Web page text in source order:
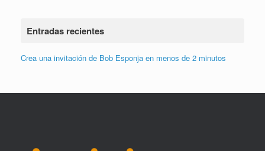
Entradas recientes
Crea una invitación de Bob Esponja en menos de 2 minutos